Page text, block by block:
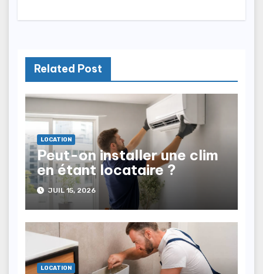
Related Post
LOCATION
Peut-on installer une clim
en étant locataire ?
JUIL 15, 2026
LOCATION